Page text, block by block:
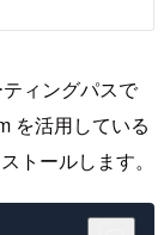
ィングパスで
を活用している
トールします。